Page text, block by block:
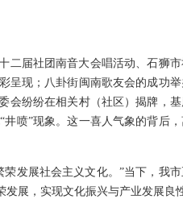
二届社团南音大会唱活动、石狮
呈现；八卦街闽南歌友会的成功
会纷纷在相关村（社区）揭牌，
喷”现象。这一喜人气象的背后
发展社会主义文化。”当下，我
展，实现文化振兴与产业发展良